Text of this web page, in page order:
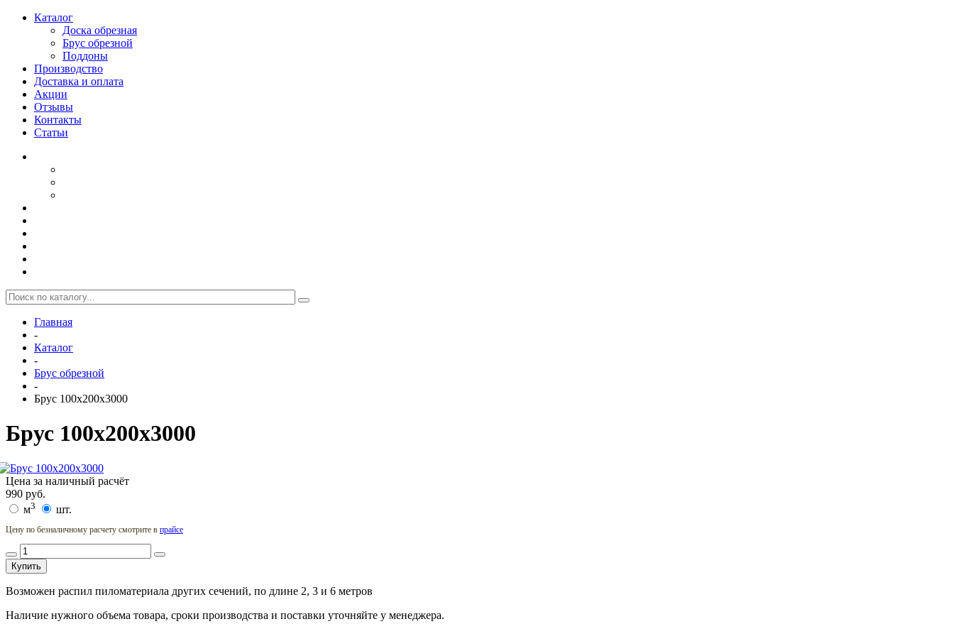
Каталог
Доска обрезная
Брус обрезной
Поддоны
Производство
Доставка и оплата
Акции
Отзывы
Контакты
Статьи
Главная
-
Каталог
-
Брус обрезной
-
Брус 100х200х3000
Брус 100х200х3000
Цена за наличный расчёт
990 руб.
м3 шт.
Цену по безналичному расчету смотрите в прайсе
Купить
Возможен распил пиломатериала других сечений, по длине 2, 3 и 6 метров
Наличие нужного объема товара, сроки производства и поставки уточняйте у менеджера.